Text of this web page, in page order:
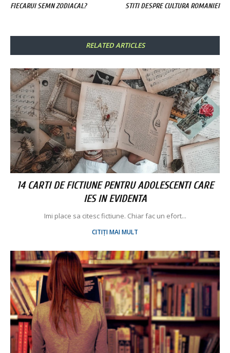
FIECARUI SEMN ZODIACAL?
STITI DESPRE CULTURA ROMANIEI
RELATED ARTICLES
14 CARTI DE FICTIUNE PENTRU ADOLESCENTI CARE
IES IN EVIDENTA
Imi place sa citesc fictiune. Chiar fac un efort...
CITIȚI MAI MULT